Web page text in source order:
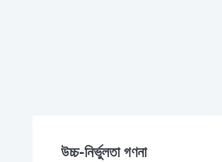
উচ্চ-নির্ভুলতা গণনা